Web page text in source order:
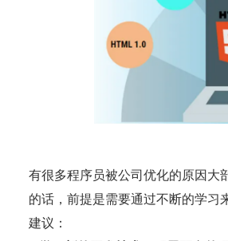
有很多程序员被公司优化的原因大
的话，前提是需要通过不断的学
建议：